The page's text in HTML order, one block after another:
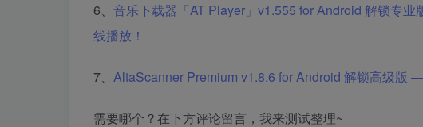
6、 音乐下载器「AT Player」v1.555 for Android 解锁专
线播放！
7、 AltaScanner Premium v1.8.6 for Android 解锁高级版
需要哪个？在下方评论留言，我来测试整理~